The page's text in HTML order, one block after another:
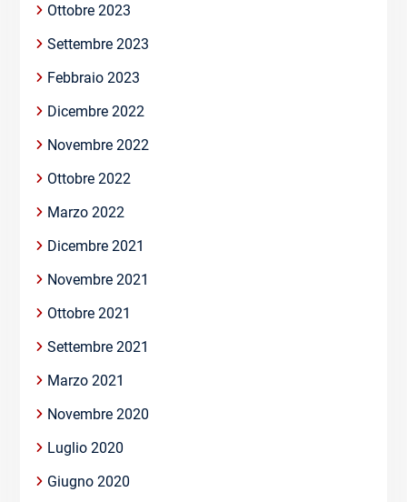
Ottobre 2023
Settembre 2023
Febbraio 2023
Dicembre 2022
Novembre 2022
Ottobre 2022
Marzo 2022
Dicembre 2021
Novembre 2021
Ottobre 2021
Settembre 2021
Marzo 2021
Novembre 2020
Luglio 2020
Giugno 2020